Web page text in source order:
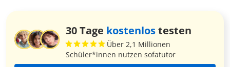
30 Tage kostenlostesten
Über 2,1 Millionen
Schüler*innen nutzen sofatutor